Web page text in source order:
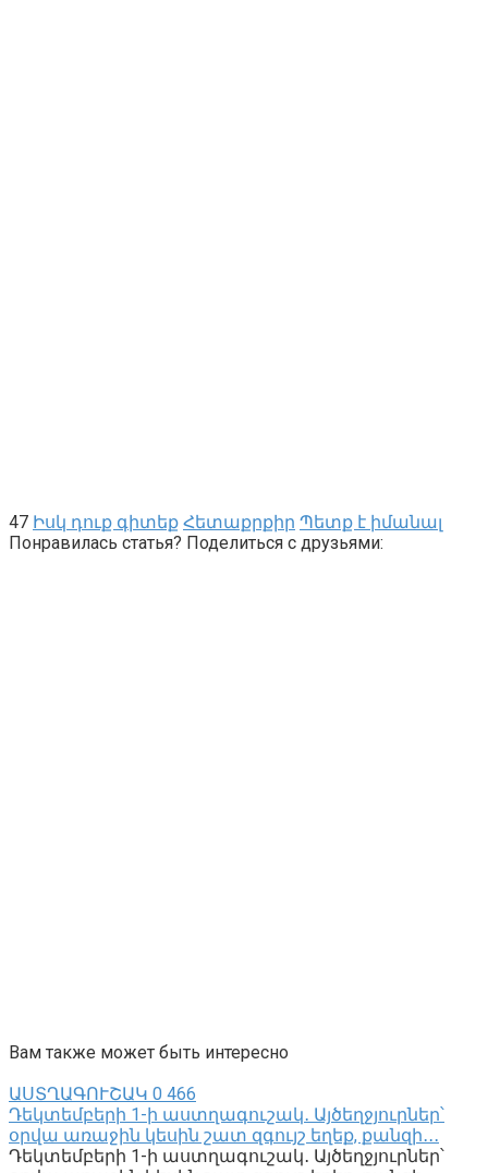
47 Իսկ դուք գիտեք Հետաքրքիր Պետք է իմանալ
Понравилась статья? Поделиться с друзьями:
Вам также может быть интересно
ԱՍՏՂԱԳՈՒՇԱԿ 0 466
Դեկտեմբերի 1-ի աստղագուշակ․ Այծեղջյուրներ՝
օրվա առաջին կեսին շատ զգույշ եղեք, քանզի․․․
Դեկտեմբերի 1-ի աստղագուշակ․ Այծեղջյուրներ՝